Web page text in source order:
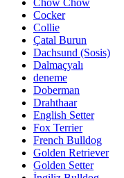
Chow Chow
Cocker
Collie
Çatal Burun
Dachsund (Sosis)
Dalmaçyalı
deneme
Doberman
Drahthaar
English Setter
Fox Terrier
French Bulldog
Golden Retriever
Golden Setter